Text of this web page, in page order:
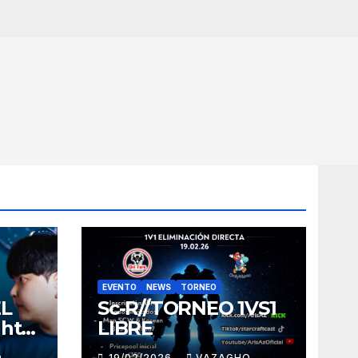
EVENTO NEWS TORNEO
Sc-R//TORNEO 1VS1
LIBRE